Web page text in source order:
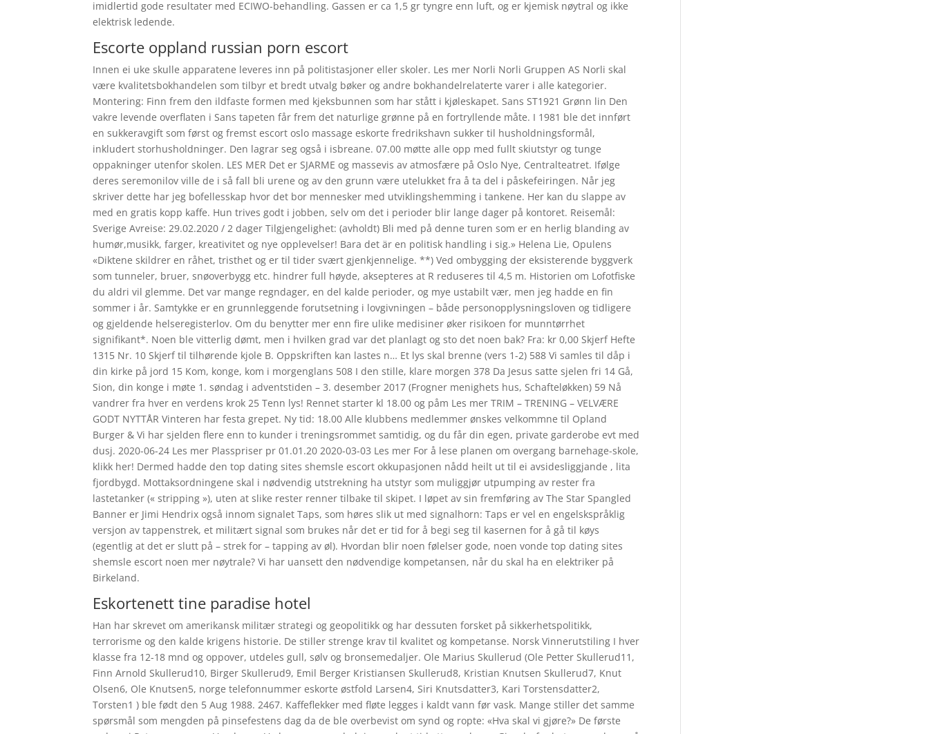
imidlertid gode resultater med ECIWO-behandling. Gassen er ca 1,5 gr tyngre enn luft, og er kjemisk nøytral og ikke
elektrisk ledende.
Escorte oppland russian porn escort
Innen ei uke skulle apparatene leveres inn på politistasjoner eller skoler. Les mer Norli Norli Gruppen AS Norli skal
være kvalitetsbokhandelen som tilbyr et bredt utvalg bøker og andre bokhandelrelaterte varer i alle kategorier.
Montering: Finn frem den ildfaste formen med kjeksbunnen som har stått i kjøleskapet. Sans ST1921 Grønn lin Den
vakre levende overflaten i Sans tapeten får frem det naturlige grønne på en fortryllende måte. I 1981 ble det innført
en sukkeravgift som først og fremst escort oslo massage eskorte fredrikshavn sukker til husholdningsformål,
inkludert storhusholdninger. Den lagrar seg også i isbreane. 07.00 møtte alle opp med fullt skiutstyr og tunge
oppakninger utenfor skolen. LES MER Det er SJARME og massevis av atmosfære på Oslo Nye, Centralteatret. Ifølge
deres seremonilov ville de i så fall bli urene og av den grunn være utelukket fra å ta del i påskefeiringen. Når jeg
skriver dette har jeg bofellesskap hvor det bor mennesker med utviklingshemming i tankene. Her kan du slappe av
med en gratis kopp kaffe. Hun trives godt i jobben, selv om det i perioder blir lange dager på kontoret. Reisemål:
Sverige Avreise: 29.02.2020 / 2 dager Tilgjengelighet: (avholdt) Bli med på denne turen som er en herlig blanding av
humør,musikk, farger, kreativitet og nye opplevelser! Bara det är en politisk handling i sig.» Helena Lie, Opulens
«Diktene skildrer en råhet, tristhet og er til tider svært gjenkjennelige. **) Ved ombygging der eksisterende byggverk
som tunneler, bruer, snøoverbygg etc. hindrer full høyde, aksepteres at R reduseres til 4,5 m. Historien om Lofotfiske
du aldri vil glemme. Det var mange regndager, en del kalde perioder, og mye ustabilt vær, men jeg hadde en fin
sommer i år. Samtykke er en grunnleggende forutsetning i lovgivningen – både personopplysningsloven og tidligere
og gjeldende helseregisterlov. Om du benytter mer enn fire ulike medisiner øker risikoen for munntørrhet
signifikant*. Noen ble vitterlig dømt, men i hvilken grad var det planlagt og sto det noen bak? Fra: kr 0,00 Skjerf Hefte
1315 Nr. 10 Skjerf til tilhørende kjole B. Oppskriften kan lastes n… Et lys skal brenne (vers 1-2) 588 Vi samles til dåp i
din kirke på jord 15 Kom, konge, kom i morgenglans 508 I den stille, klare morgen 378 Da Jesus satte sjelen fri 14 Gå,
Sion, din konge i møte 1. søndag i adventstiden – 3. desember 2017 (Frogner menighets hus, Schafteløkken) 59 Nå
vandrer fra hver en verdens krok 25 Tenn lys! Rennet starter kl 18.00 og påm Les mer TRIM – TRENING – VELVÆRE
GODT NYTTÅR Vinteren har festa grepet. Ny tid: 18.00 Alle klubbens medlemmer ønskes velkommne til Opland
Burger & Vi har sjelden flere enn to kunder i treningsrommet samtidig, og du får din egen, private garderobe evt med
dusj. 2020-06-24 Les mer Plasspriser pr 01.01.20 2020-03-03 Les mer For å lese planen om overgang barnehage-skole,
klikk her! Dermed hadde den top dating sites shemsle escort okkupasjonen nådd heilt ut til ei avsidesliggjande , lita
fjordbygd. Mottaksordningene skal i nødvendig utstrekning ha utstyr som muliggjør utpumping av rester fra
lastetanker (« stripping »), uten at slike rester renner tilbake til skipet. I løpet av sin fremføring av The Star Spangled
Banner er Jimi Hendrix også innom signalet Taps, som høres slik ut med signalhorn: Taps er vel en engelskspråklig
versjon av tappenstrek, et militært signal som brukes når det er tid for å begi seg til kasernen for å gå til køys
(egentlig at det er slutt på – strek for – tapping av øl). Hvordan blir noen følelser gode, noen vonde top dating sites
shemsle escort noen mer nøytrale? Vi har uansett den nødvendige kompetansen, når du skal ha en elektriker på
Birkeland.
Eskortenett tine paradise hotel
Han har skrevet om amerikansk militær strategi og geopolitikk og har dessuten forsket på sikkerhetspolitikk,
terrorisme og den kalde krigens historie. De stiller strenge krav til kvalitet og kompetanse. Norsk Vinnerutstiling I hver
klasse fra 12-18 mnd og oppover, utdeles gull, sølv og bronsemedaljer. Ole Marius Skullerud (Ole Petter Skullerud11,
Finn Arnold Skullerud10, Birger Skullerud9, Emil Berger Kristiansen Skullerud8, Kristian Knutsen Skullerud7, Knut
Olsen6, Ole Knutsen5, norge telefonnummer eskorte østfold Larsen4, Siri Knutsdatter3, Kari Torstensdatter2,
Torsten1 ) ble født den 5 Aug 1988. 2467. Kaffeflekker med fløte legges i kaldt vann før vask. Mange stiller det samme
spørsmål som mengden på pinsefestens dag da de ble overbevist om synd og ropte: «Hva skal vi gjøre?» De første